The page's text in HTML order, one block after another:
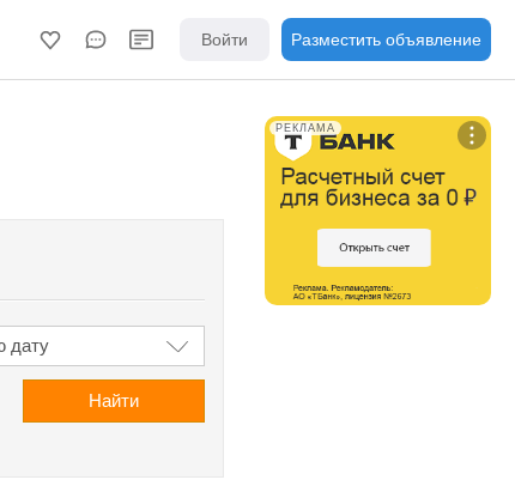
Войти Разместить объявление
Найти
РЕКЛАМА